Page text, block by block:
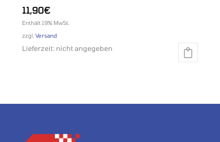
11,90€
Enthält 19% MwSt.
zzgl. Versand
Lieferzeit: nicht angegeben